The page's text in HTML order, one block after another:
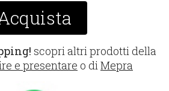
scopri altri prodotti della
e presentare o diMepra